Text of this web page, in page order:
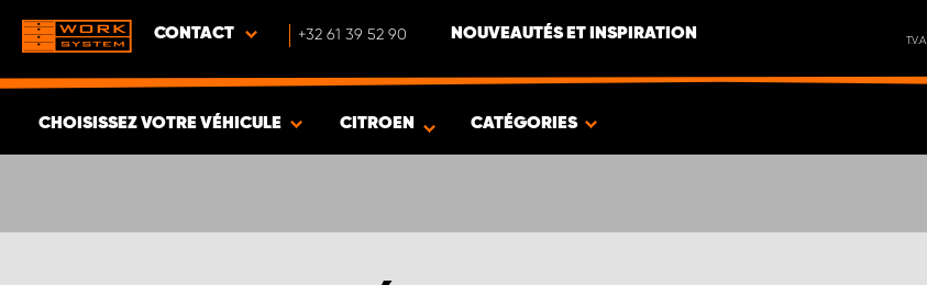
CONTACT +32 61 39 52 90 NOUVEAUTÉS ET INSPIRATION T.V.A.
CHOISISSEZ VOTRE VÉHICULE CITROEN CATÉGORIES